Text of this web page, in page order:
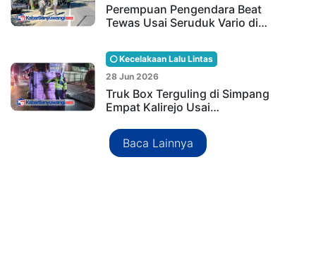
Perempuan Pengendara Beat
Tewas Usai Seruduk Vario di…
Kecelakaan Lalu Lintas
28 Jun 2026
Truk Box Terguling di Simpang
Empat Kalirejo Usai…
Baca Lainnya